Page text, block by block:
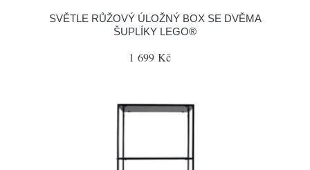
SVĚTLE RŮŽOVÝ ÚLOŽNÝ BOX SE DVĚMA
ŠUPLÍKY LEGO®
1 699 Kč